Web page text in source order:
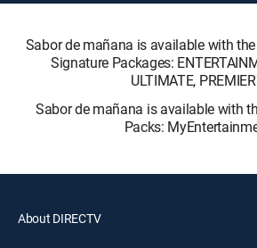
Sabor de mañana is available with
Signature Packages:
ULTIMATE,
Sabor de mañana is available with
Packs:
About DIRECTV